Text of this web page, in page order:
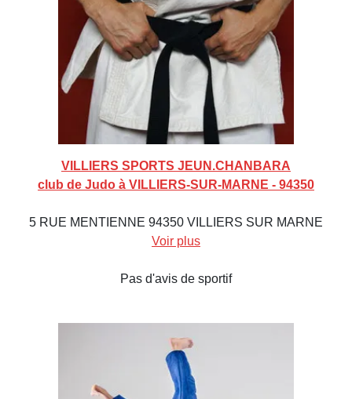
VILLIERS SPORTS JEUN.CHANBARA
club de Judo à VILLIERS-SUR-MARNE - 94350
5 RUE MENTIENNE 94350 VILLIERS SUR MARNE
Voir plus
Pas d'avis de sportif